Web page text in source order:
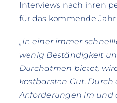
Interviews nach ihren
für das kommende
„In einer immer
wenig Beständigkeit
Durchatmen bietet,
kostbarsten Gut.
Anforderungen im und